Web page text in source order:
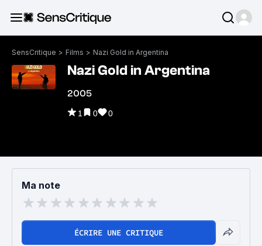
SensCritique > Films > Nazi Gold in Argentina
Nazi Gold in Argentina
2005
1 0 0
Ma note
ÉCRIRE UNE CRITIQUE